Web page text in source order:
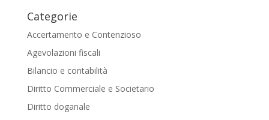
Categorie
Accertamento e Contenzioso
Agevolazioni fiscali
Bilancio e contabilità
Diritto Commerciale e Societario
Diritto doganale